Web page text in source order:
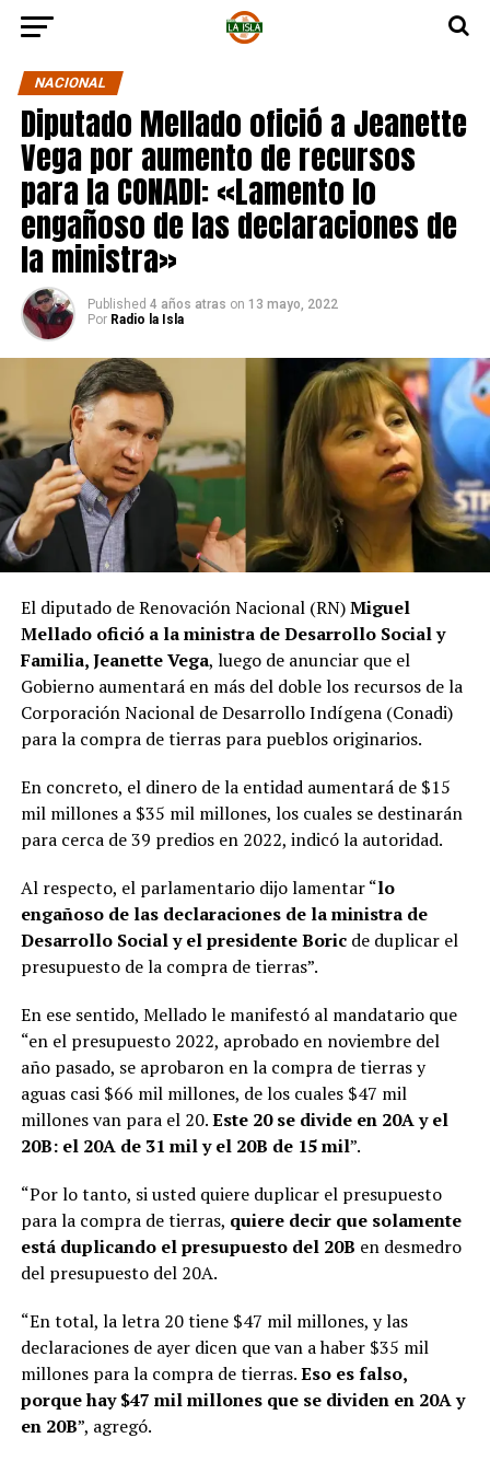
NACIONAL
Diputado Mellado ofició a Jeanette
Vega por aumento de recursos
para la CONADI: «Lamento lo
engañoso de las declaraciones de
la ministra»
Published 4 años atras on 13 mayo, 2022
Por Radio la Isla
El diputado de Renovación Nacional (RN)Miguel
Mellado ofició a la ministra de Desarrollo Social y
Familia, Jeanette Vega, luego de anunciar que el
Gobierno aumentará en más del doble los recursos de la
Corporación Nacional de Desarrollo Indígena (Conadi)
para la compra de tierras para pueblos originarios.
En concreto, el dinero de la entidad aumentará de $15
mil millones a $35 mil millones, los cuales se destinarán
para cerca de 39 predios en 2022, indicó la autoridad.
Al respecto, el parlamentario dijo lamentar “lo
engañoso de las declaraciones de la ministra de
Desarrollo Social y el presidente Boricde duplicar el
presupuesto de la compra de tierras”.
En ese sentido, Mellado le manifestó al mandatario que
“en el presupuesto 2022, aprobado en noviembre del
año pasado, se aprobaron en la compra de tierras y
aguas casi $66 mil millones, de los cuales $47 mil
millones van para el 20.Este 20 se divide en 20A y el
20B: el 20A de 31 mil y el 20B de 15 mil”.
“Por lo tanto, si usted quiere duplicar el presupuesto
para la compra de tierras, quiere decir que solamente
está duplicando el presupuesto del 20B en desmedro
del presupuesto del 20A.
“En total, la letra 20 tiene $47 mil millones, y las
declaraciones de ayer dicen que van a haber $35 mil
millones para la compra de tierras.Eso es falso,
porque hay $47 mil millones que se dividen en 20A y
en 20B”, agregó.